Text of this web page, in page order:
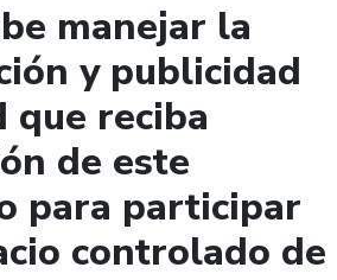
manejar la
y publicidad
que reciba
de este
para participar
controlado de